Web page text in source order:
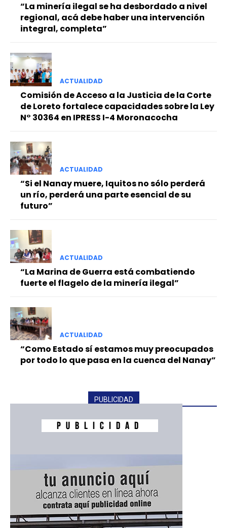
“La minería ilegal se ha desbordado a nivel
regional, acá debe haber una intervención
integral, completa”
ACTUALIDAD
Comisión de Acceso a la Justicia de la Corte
de Loreto fortalece capacidades sobre la Ley
N° 30364 en IPRESS I-4 Moronacocha
ACTUALIDAD
“Si el Nanay muere, Iquitos no sólo perderá
un río, perderá una parte esencial de su
futuro”
ACTUALIDAD
“La Marina de Guerra está combatiendo
fuerte el flagelo de la minería ilegal”
ACTUALIDAD
“Como Estado sí estamos muy preocupados
por todo lo que pasa en la cuenca del Nanay”
PUBLICIDAD